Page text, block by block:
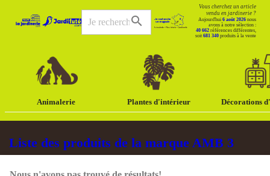
search
Vous cherchez un article
vendu en jardinerie ?
Aujourd'hui 6 août 2026 nous
avons à notre sélection :
40 662 références différentes,
soit 681 340 produits à la vente
Animalerie Plantes d'intérieur Décorations
Liste des produits de la marque AMB 3